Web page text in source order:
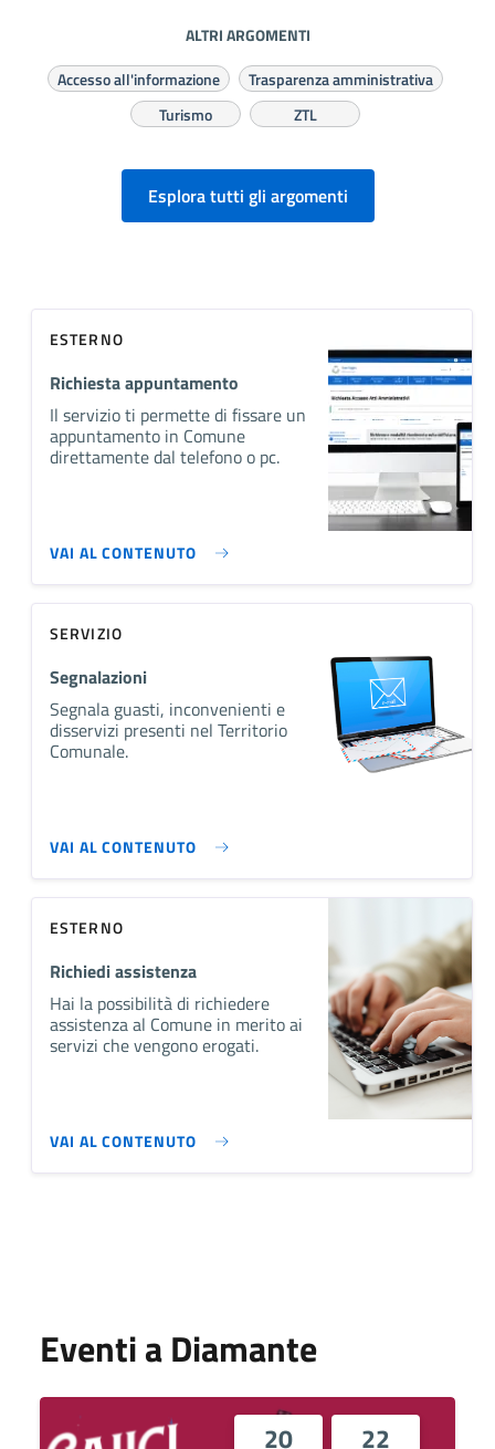
ALTRI ARGOMENTI
Accesso all'informazione
Trasparenza amministrativa
Turismo
ZTL
Esplora tutti gli argomenti
ESTERNO
Richiesta appuntamento
Il servizio ti permette di fissare un
appuntamento in Comune
direttamente dal telefono o pc.
VAI AL CONTENUTO
SERVIZIO
Segnalazioni
Segnala guasti, inconvenienti e
disservizi presenti nel Territorio
Comunale.
VAI AL CONTENUTO
ESTERNO
Richiedi assistenza
Hai la possibilità di richiedere
assistenza al Comune in merito ai
servizi che vengono erogati.
VAI AL CONTENUTO
Eventi a Diamante
20 22